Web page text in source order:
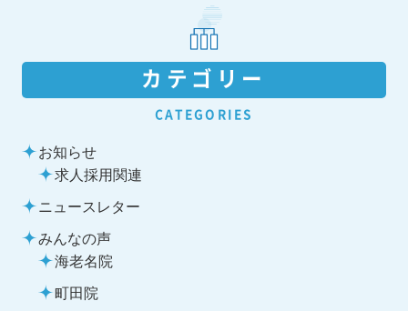
カテゴリー
CATEGORIES
お知らせ
求人採用関連
ニュースレター
みんなの声
海老名院
町田院